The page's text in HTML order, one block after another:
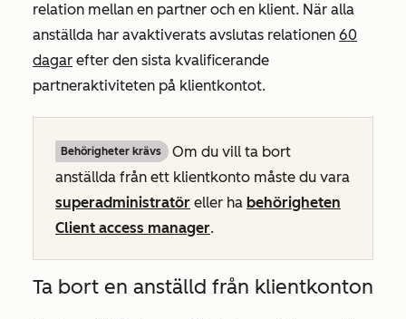
relation mellan en partner och en klient. När alla
anställda har avaktiverats avslutas relationen 60
dagar efter den sista kvalificerande
partneraktiviteten på klientkontot.
Behörigheter krävs
Om du vill ta bort
anställda från ett klientkonto måste du vara
superadministratör eller ha behörigheten
Client access manager.
Ta bort en anställd från klientkonton